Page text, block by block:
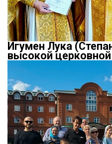
Игумен Лука
высокой